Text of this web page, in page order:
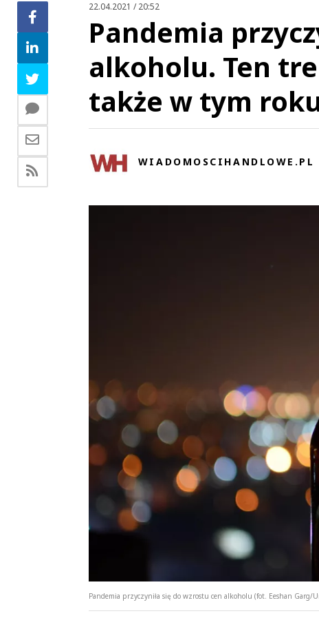
22.04.2021 / 20:52
Pandemia
alkoholu. Ten
także w tym
WIADOMOSCIHANDLOWE.PL
Pandemia przyczyniła się do wzrostu cen alkoholu (fot. Eeshan Garg/